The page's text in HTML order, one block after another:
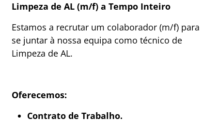
Limpeza de AL (m/f) a Tempo Inteiro
Estamos a recrutar um colaborador (m/f) para
se juntar à nossa equipa como técnico de
Limpeza de AL.
Oferecemos:
Contrato de Trabalho.